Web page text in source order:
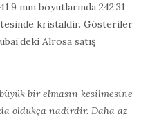
mm boyutlarında 242,31
kristaldir. Gösteriler
Alrosa satış
bir elmasın kesilmesine
oldukça nadirdir. Daha az